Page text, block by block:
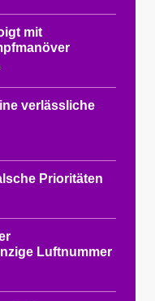
mit
verlässliche
Prioritäten
Luftnummer